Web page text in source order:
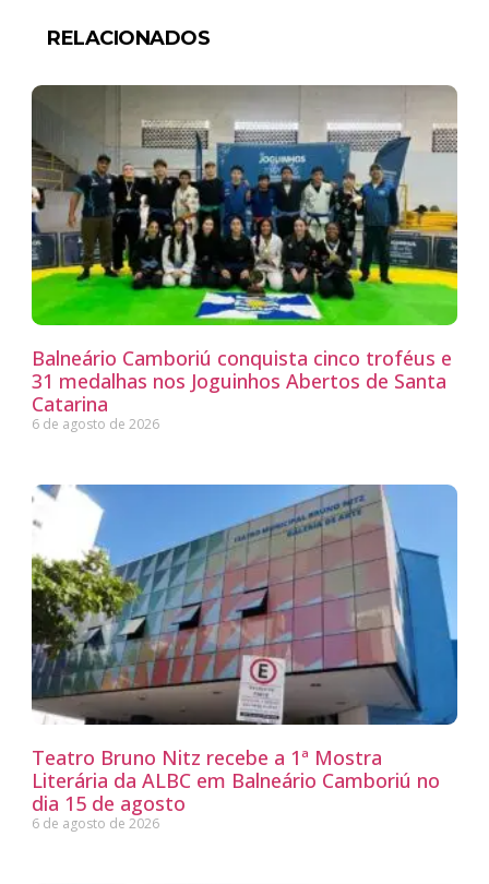
RELACIONADOS
Balneário Camboriú conquista cinco troféus e
31 medalhas nos Joguinhos Abertos de Santa
Catarina
6 de agosto de 2026
Teatro Bruno Nitz recebe a 1ª Mostra
Literária da ALBC em Balneário Camboriú no
dia 15 de agosto
6 de agosto de 2026